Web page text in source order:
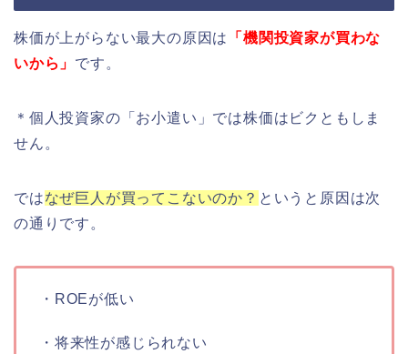
株価が上がらない最大の原因は
「機関投資家が買わな
いから」 です。
＊個人投資家の「お小遣い」では株価はビクともしま
せん。
ではなぜ巨人が買ってこないのか？ というと原因は次
の通りです。
・ROEが低い
・将来性が感じられない